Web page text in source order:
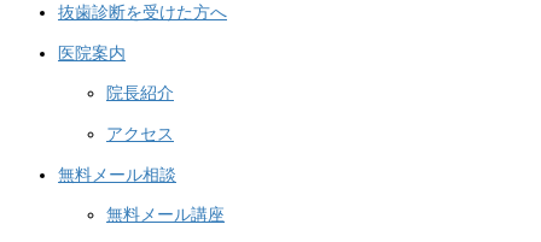
抜歯診断を受けた方へ
医院案内
院長紹介
アクセス
無料メール相談
無料メール講座